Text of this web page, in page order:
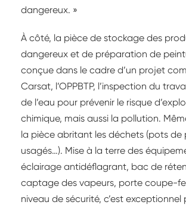
dangereux. »
À côté, la pièce de stockage des
dangereux et de préparation de
conçue dans le cadre d’un projet
Carsat, l’OPPBTP, l’inspection du
de l’eau pour prévenir le risque
chimique, mais aussi la pollution.
la pièce abritant les déchets (pots de
usagés…). Mise à la terre des
éclairage antidéflagrant, bac de
captage des vapeurs, porte coupe-
niveau de sécurité, c’est exceptionnel